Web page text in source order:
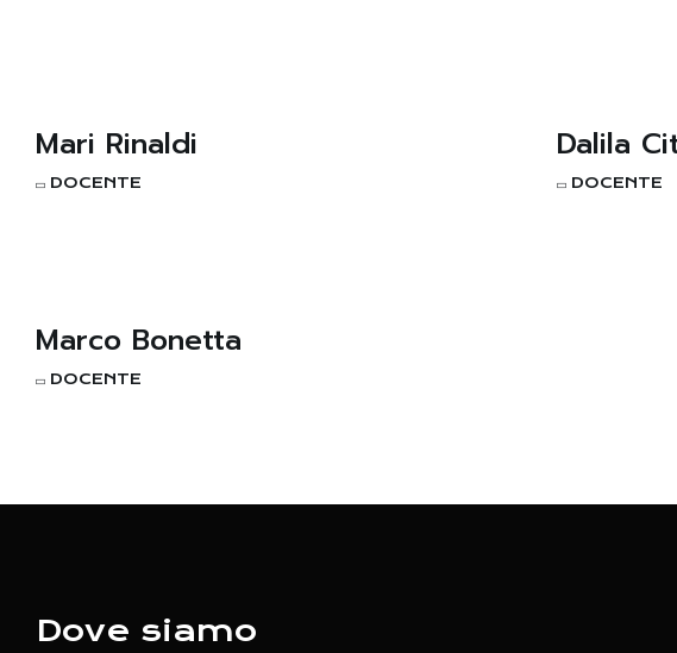
Mari Rinaldi
DOCENTE
Dalila
DOCENTE
Marco Bonetta
DOCENTE
Dove siamo